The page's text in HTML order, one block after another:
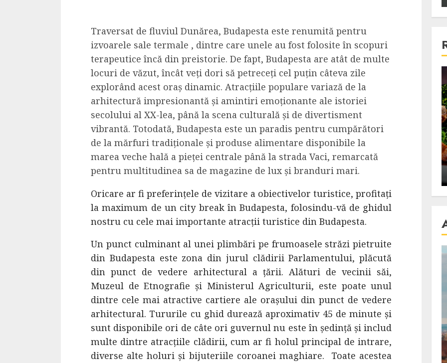
Traversat de fluviul Dunărea, Budapesta este renumită pentru
izvoarele sale termale , dintre care unele au fost folosite în scopuri
terapeutice încă din preistorie. De fapt, Budapesta are atât de multe
locuri de văzut, încât veți dori să petreceți cel puțin câteva zile
explorând acest oraș dinamic. Atracțiile populare variază de la
arhitectură impresionantă și amintiri emoționante ale istoriei
secolului al XX-lea, până la scena culturală și de divertisment
vibrantă. Totodată, Budapesta este un paradis pentru cumpărători
de la mărfuri tradiționale și produse alimentare disponibile la
marea veche hală a pieței centrale până la strada Vaci, remarcată
pentru multitudinea sa de magazine de lux și branduri mari.
Oricare ar fi preferințele de vizitare a obiectivelor turistice, profitați
la maximum de un city break în Budapesta, folosindu-vă de ghidul
nostru cu cele mai importante atracții turistice din Budapesta.
Un punct culminant al unei plimbări pe frumoasele străzi pietruite
din Budapesta este zona din jurul clădirii Parlamentului, plăcută
din punct de vedere arhitectural a țării. Alături de vecinii săi,
Muzeul de Etnografie și Ministerul Agriculturii, este poate unul
dintre cele mai atractive cartiere ale orașului din punct de vedere
arhitectural. Tururile cu ghid durează aproximativ 45 de minute și
sunt disponibile ori de câte ori guvernul nu este în ședință și includ
multe dintre atracțiile clădirii, cum ar fi holul principal de intrare,
diverse alte holuri și bijuteriile coroanei maghiare.
Toate acestea
4 min read
Bucatar de ocazie
Cele mai delicioase retete
cu piept de curcan
ALEXANDRU S. MAY 24, 2023
4 min read
Bucatar de ocazie
3 retete delicioase in care
carnea de rata e vedeta
incontestabila
ALEXANDRU S. NOVEMBER 29, 2023